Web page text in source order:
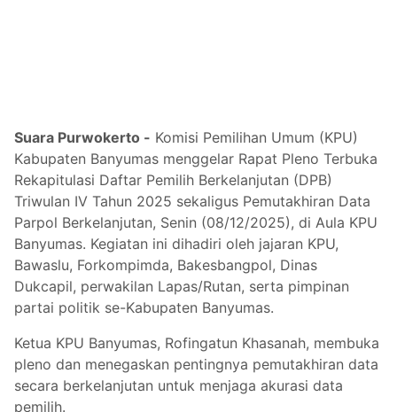
Suara Purwokerto - Komisi Pemilihan Umum (KPU)
Kabupaten Banyumas menggelar Rapat Pleno Terbuka
Rekapitulasi Daftar Pemilih Berkelanjutan (DPB)
Triwulan IV Tahun 2025 sekaligus Pemutakhiran Data
Parpol Berkelanjutan, Senin (08/12/2025), di Aula KPU
Banyumas. Kegiatan ini dihadiri oleh jajaran KPU,
Bawaslu, Forkompimda, Bakesbangpol, Dinas
Dukcapil, perwakilan Lapas/Rutan, serta pimpinan
partai politik se-Kabupaten Banyumas.
Ketua KPU Banyumas, Rofingatun Khasanah, membuka
pleno dan menegaskan pentingnya pemutakhiran data
secara berkelanjutan untuk menjaga akurasi data
pemilih.